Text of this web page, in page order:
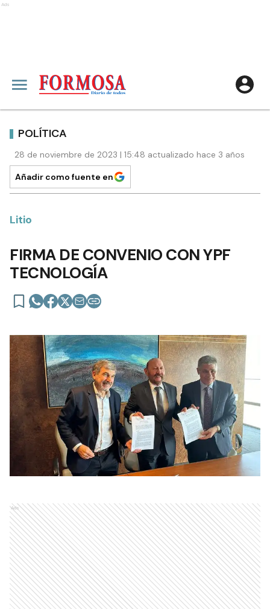
Ads
POLÍTICA
28 de noviembre de 2023 | 15:48 actualizado hace 3 años
Añadir como fuente en
Litio
FIRMA DE CONVENIO CON YPF
TECNOLOGÍA
Ads